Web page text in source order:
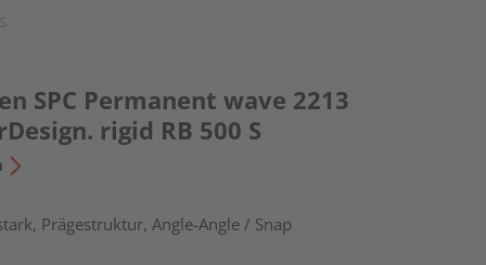
SPC Permanent wave 2213
rigid RB 500 S
Prägestruktur, Angle-Angle / Snap